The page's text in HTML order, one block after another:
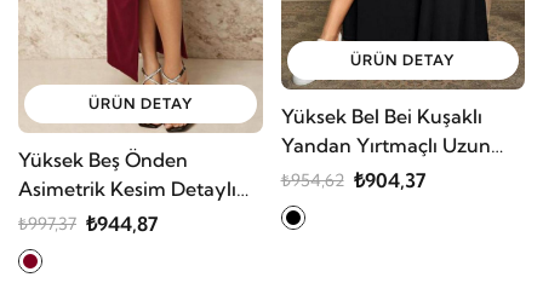
ÜRÜN DETAY
Yüksek Beş Önden
Asimetrik Kesim Detaylı
Uzun Sandy Etek
₺997,37 ₺944,87
ÜRÜN DETAY
Yüksek Bel Bei Kuşaklı
Yandan Yırtmaçlı Uzun
Sandy Etek
₺954,62 ₺904,37